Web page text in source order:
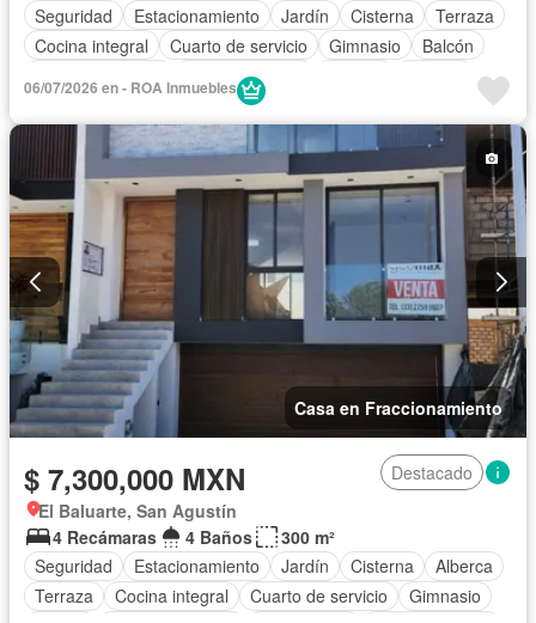
Seguridad
Estacionamiento Jardín Cisterna
Terraza
Cocina integral
Cuarto de servicio Gimnasio
Balcón
Sala polivalente
Electricidad
Cuarto de Limpieza
Televisión por cable
Gas natural
Zonas verdes
Despacho
Recámara con closet
Caseta de vigilancia
Sin amueblar
06/07/2026 en - ROA Inmuebles
Casa en Fraccionamiento
$ 7,300,000 MXN
Destacado
El Baluarte, San Agustín
4 Recámaras
4 Baños
300 m²
Seguridad
Estacionamiento Jardín Cisterna
Alberca
Terraza
Cocina integral Cuarto de servicio
Gimnasio